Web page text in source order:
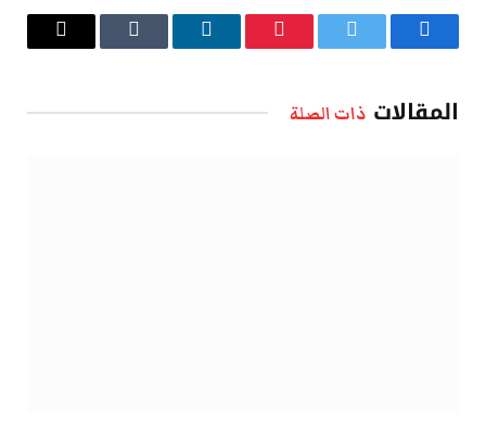
فيسبوك تويتر بينتيريستلينكدإن Tumblr
البريد
المقالات ذات الصلة